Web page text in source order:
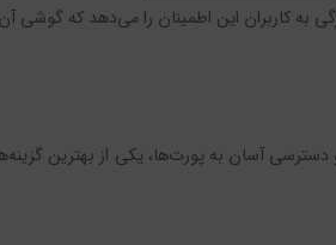
این اطمینان را می‌دهد که گوشی